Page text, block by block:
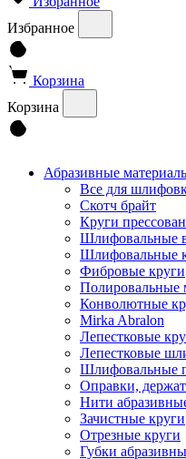
Избранное
Корзина
Корзина
Абразивные
Все для
Скотч брайт
Круги
Шлифовальные
Шлифовальные
Фибровые круги
Полировальные
Конволютные
Mirka Abralon
Лепестковые
Лепестковые
Шлифовальные
Оправки,
Нити
Зачистные круги
Отрезные круги
Губки